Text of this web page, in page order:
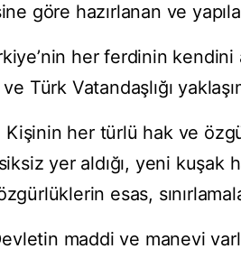
göre hazırlanan ve
her ferdinin kendini
Türk Vatandaşlığı
Kişinin her türlü hak ve
yer aldığı, yeni kuşak
esas,
maddi ve manevi